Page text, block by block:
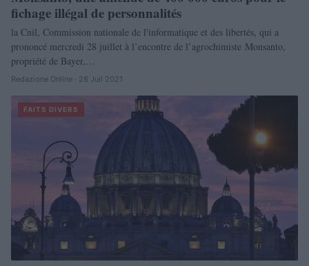
fichage illégal de personnalités
la Cnil, Commission nationale de l'informatique et des libertés, qui a
prononcé mercredi 28 juillet à l’encontre de l’agrochimiste Monsanto,
propriété de Bayer,…
Redazione Online · 28 Juil 2021
FAITS DIVERS